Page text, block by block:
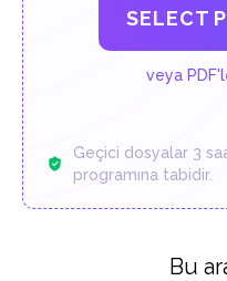
SELECT
veya
Geçici dosyalar 3
programına tabidir.
Bu